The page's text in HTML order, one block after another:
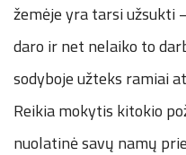
žemėje yra tarsi užsukti
daro ir net nelaiko to
sodyboje užteks ramiai
Reikia mokytis kitokio
nuolatinė savų namų